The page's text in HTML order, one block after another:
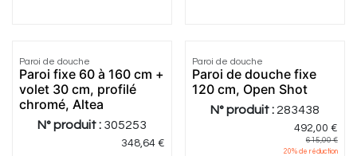
Paroi de douche
Paroi fixe 60 à 160 cm +
volet 30 cm, profilé
chromé, Altea
N° produit : 305253
348,64€
Paroi de douche
Paroi de douche fixe
120 cm, Open Shot
N° produit : 283438
492,00 €
615,00€
20% de réduction